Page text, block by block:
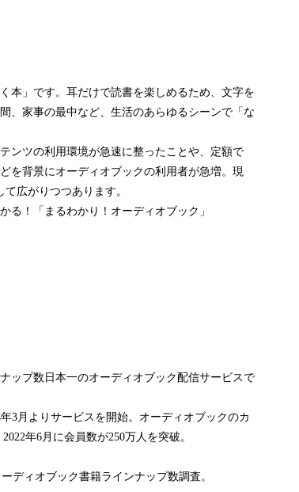
本」です。耳だけで読書を楽しめるため、文字を
、家事の最中など、生活のあらゆるシーンで「な
ンツの利用環境が急速に整ったことや、定額で
を背景にオーディオブックの利用者が急増。現
広がりつつあります。
る！「まるわかり！オーディオブック」
ップ数日本一のオーディオブック配信サービスで
3月よりサービスを開始。オーディオブックのカ
年6月に会員数が250万人を突破。
ディオブック書籍ラインナップ数調査。